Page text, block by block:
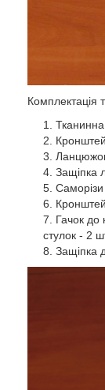
Комплектація
1.
2.
3.
4. Защіпка
5.
6.
7. Гачок до
стулок - 2
8. Защіпка